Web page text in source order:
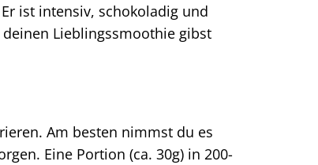
ist intensiv, schokoladig und
Lieblingssmoothie gibst
Am besten nimmst du es
Eine Portion (ca. 30g) in 200-